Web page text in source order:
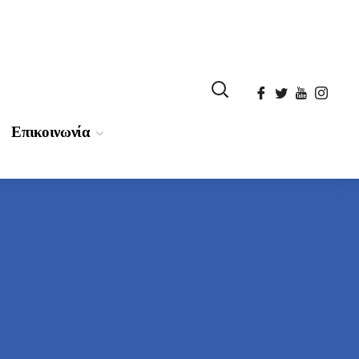
Επικοινωνία